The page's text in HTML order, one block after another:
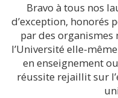
Bravo à tous nos
d’exception, honorés
par des
l’Université elle-
en enseignement
réussite rejaillit sur